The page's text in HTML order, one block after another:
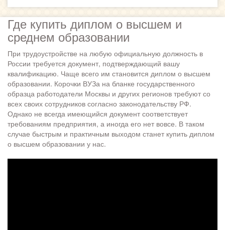
Где купить диплом о высшем и
среднем образовании
При трудоустройстве на любую официальную должность в
России требуется документ, подтверждающий вашу
квалификацию. Чаще всего им становится диплом о высшем
образовании. Корочки ВУЗа на бланке государственного
образца работодатели Москвы и других регионов требуют со
всех своих сотрудников согласно законодательству РФ.
Однако не всегда имеющийся документ соответствует
требованиям предприятия, а иногда его нет вовсе. В таком
случае быстрым и практичным выходом станет купить диплом
о высшем образовании у нас.